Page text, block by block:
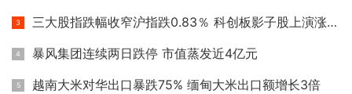
三大股指跌幅收窄沪指跌0.83％ 科创板影子股上演涨停潮
暴风集团连续两日跌停 市值蒸发近4亿元
越南大米对华出口暴跌75% 缅甸大米出口额增长3倍